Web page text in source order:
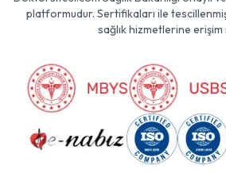
platformudur. Sertifikaları ile
sağlık hizmetlerine erişim